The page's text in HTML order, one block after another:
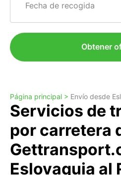
Fecha de recogida
Obtener
Página principal > Envío desde
Servicios de
por carretera
Eslovaquia al